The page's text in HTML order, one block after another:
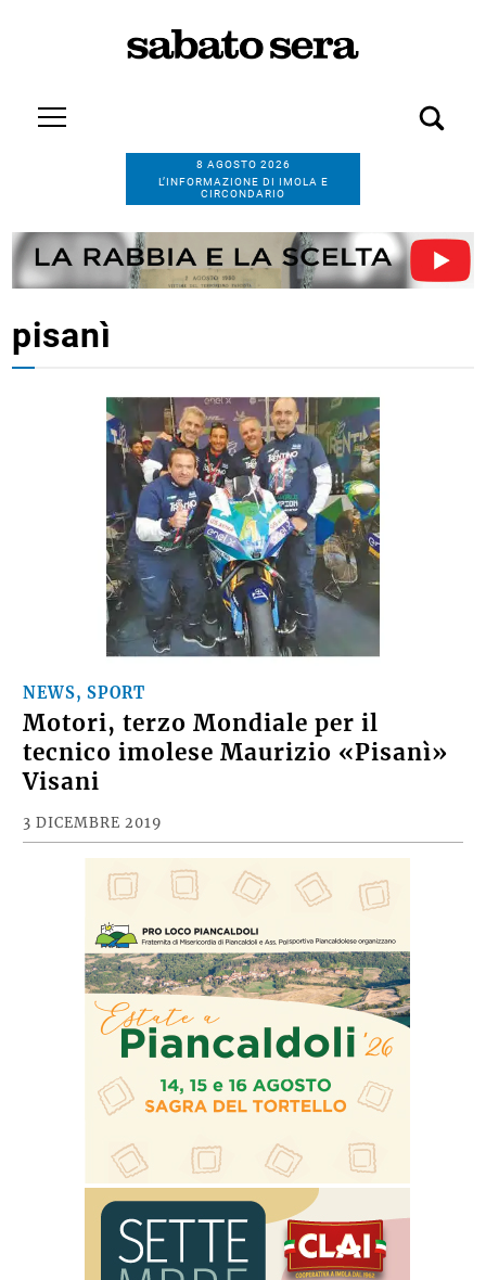
8 AGOSTO 2026
L’INFORMAZIONE DI IMOLA E
CIRCONDARIO
pisanì
NEWS, SPORT
Motori, terzo Mondiale per il
tecnico imolese Maurizio «Pisanì»
Visani
3 DICEMBRE 2019